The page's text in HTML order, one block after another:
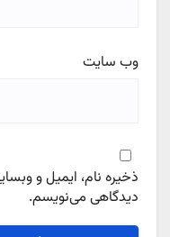
وب‌ سایت
ذخیره نام، ایمیل و
دیدگاهی می‌نویسم.